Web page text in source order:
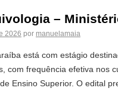
–
2026 por manuelamaia
está com estágio
com frequência efetiva nos
Ensino Superior. O edital